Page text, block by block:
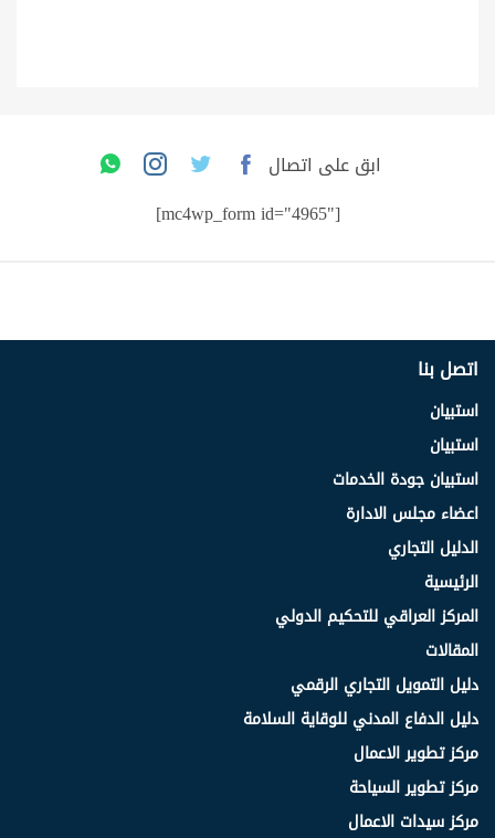
ابق على اتصال
[mc4wp_form id="4965"]
اتصل بنا
استبيان
استبيان
استبيان جودة الخدمات
اعضاء مجلس الادارة
الدليل التجاري
الرئيسية
المركز العراقي للتحكيم الدولي
المقالات
دليل التمويل التجاري الرقمي
دليل الدفاع المدني للوقاية السلامة
مركز تطوير الاعمال
مركز تطوير السياحة
مركز سيدات الاعمال